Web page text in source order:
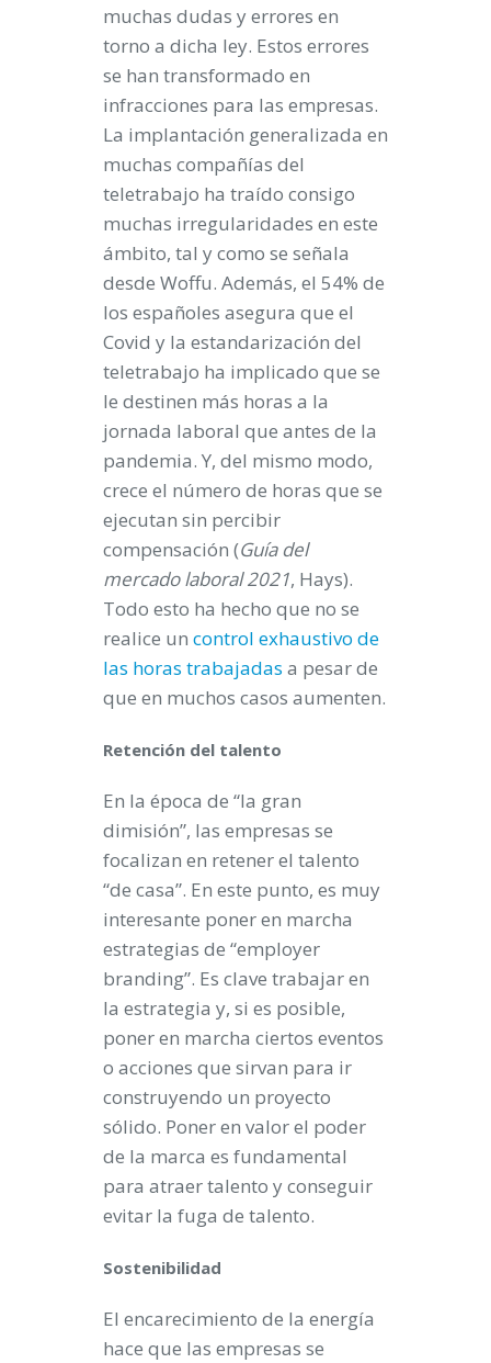
muchas dudas y errores en
torno a dicha ley. Estos errores
se han transformado en
infracciones para las empresas.
La implantación generalizada en
muchas compañías del
teletrabajo ha traído consigo
muchas irregularidades en este
ámbito, tal y como se señala
desde Woffu. Además, el 54% de
los españoles asegura que el
Covid y la estandarización del
teletrabajo ha implicado que se
le destinen más horas a la
jornada laboral que antes de la
pandemia. Y, del mismo modo,
crece el número de horas que se
ejecutan sin percibir
compensación (Guía del
mercado laboral 2021, Hays).
Todo esto ha hecho que no se
realice un control exhaustivo de
las horas trabajadas a pesar de
que en muchos casos aumenten.
Retención del talento
En la época de “la gran
dimisión”, las empresas se
focalizan en retener el talento
“de casa”. En este punto, es muy
interesante poner en marcha
estrategias de “employer
branding”. Es clave trabajar en
la estrategia y, si es posible,
poner en marcha ciertos eventos
o acciones que sirvan para ir
construyendo un proyecto
sólido. Poner en valor el poder
de la marca es fundamental
para atraer talento y conseguir
evitar la fuga de talento.
Sostenibilidad
El encarecimiento de la energía
hace que las empresas se